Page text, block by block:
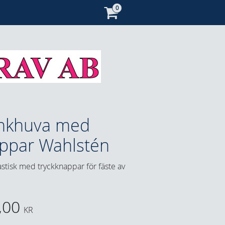
med
Wahlstén
med tryckknappar för fäste av
KR